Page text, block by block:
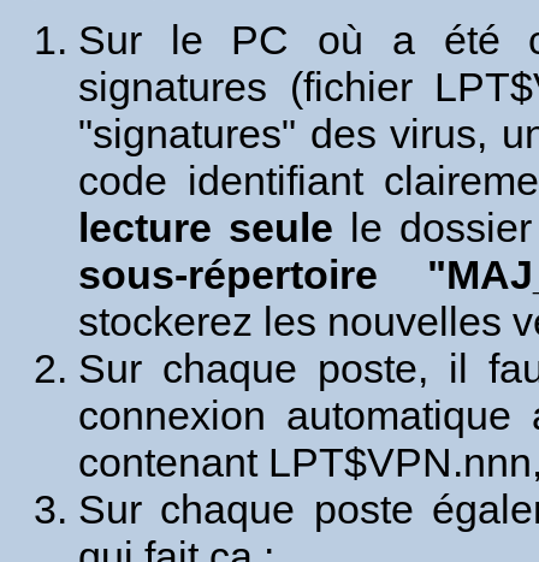
Sur le PC où a été
signatures (fichier
"signatures" des virus,
code identifiant
lecture seule le
sous-répertoire
stockerez les nouvelles
Sur chaque poste, il
connexion
contenant
Sur chaque poste